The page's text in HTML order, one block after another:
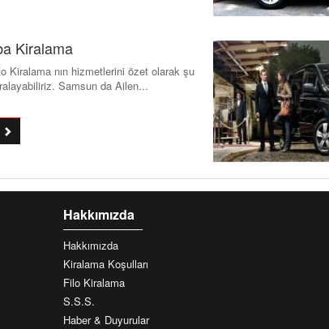
Kiralama
Kiralama nın hizmetlerini özet olarak şu
Samsun da Ailen...
Hakkımızda
Hakkımızda
Kiralama Koşulları
Filo Kiralama
S.S.S.
Haber & Duyurular